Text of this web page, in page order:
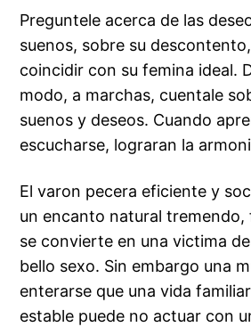
Preguntele acerca de las
suenos, sobre su
coincidir con su femina ideal.
modo, a marchas, cuentale
suenos y deseos. Cuando
escucharse, lograran la
El varon pecera eficiente y
un encanto natural
se convierte en una victima
bello sexo. Sin embargo una
enterarse que una vida
estable puede no actuar con